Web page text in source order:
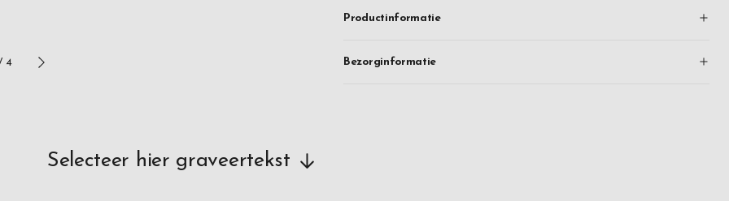
4
Productinformatie
Bezorginformatie
Selecteer hier graveertekst